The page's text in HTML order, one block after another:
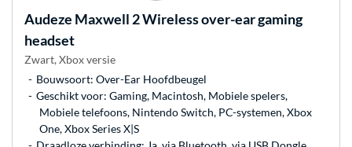
Audeze Maxwell 2 Wireless over-ear gaming
headset
Zwart, Xbox versie
Bouwsoort: Over-Ear Hoofdbeugel
Geschikt voor: Gaming, Macintosh, Mobiele spelers,
Mobiele telefoons, Nintendo Switch, PC-systemen, Xbox
One, Xbox Series X|S